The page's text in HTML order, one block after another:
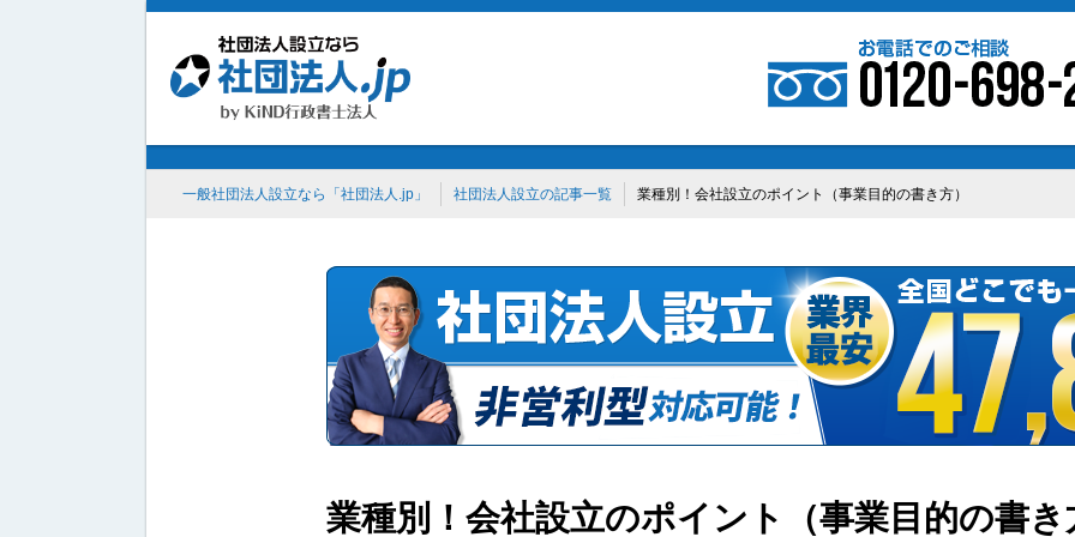
一般社団法人設立なら「社団法人.jp」 社団法人設立の記事一覧 業種別！会社設立のポイント（事業目的の書き方）
業種別！会社設立のポイント（事業目的の書き